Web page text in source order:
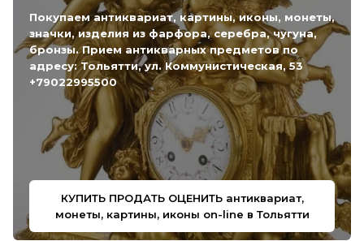
Покупаем антиквариат, картины, иконы, монеты,
значки, изделия из фарфора, серебра, чугуна,
бронзы. Прием антикварных предметов по
адресу: Тольятти, ул. Коммунистическая, 53
+79022995500
КУПИТЬ ПРОДАТЬ ОЦЕНИТЬ антиквариат,
монеты, картины, иконы on-line в Тольятти